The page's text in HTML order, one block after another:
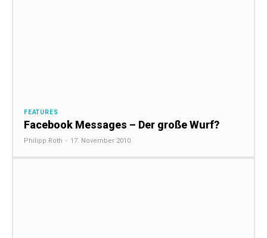
FEATURES
Facebook Messages – Der große Wurf?
Philipp Roth - 17. November 2010